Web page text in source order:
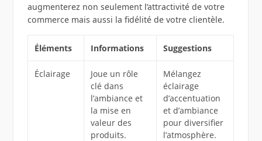
augmenterez non seulement l’attractivité de votre
commerce mais aussi la fidélité de votre clientèle.
Éléments Informations Suggestions
Éclairage
Joue un rôle
clé dans
l’ambiance et
la mise en
valeur des
produits.
Mélangez
éclairage
d’accentuation
et d’ambiance
pour diversifier
l’atmosphère.